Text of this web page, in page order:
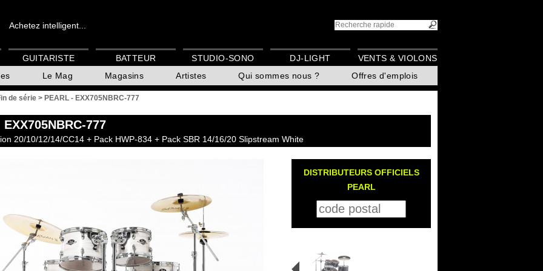
Achetez intelligent...
Le Mag Magasins Artistes Qui sommes nous ? Offres d'emplois
GUITARISTE BATTEUR STUDIO-SONO DJ-LIGHT VENTS & VIOLONS
de série > PEARL - EXX705NBRC-777
777
20/10/12/14/CC14 + Pack HWP-834 + Pack SBR 14/16/20 Slipstream White
DISTRIBUTEURS OFFICIELS
PEARL